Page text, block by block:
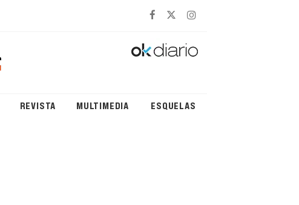
REVISTA MULTIMEDIA ESQUELAS